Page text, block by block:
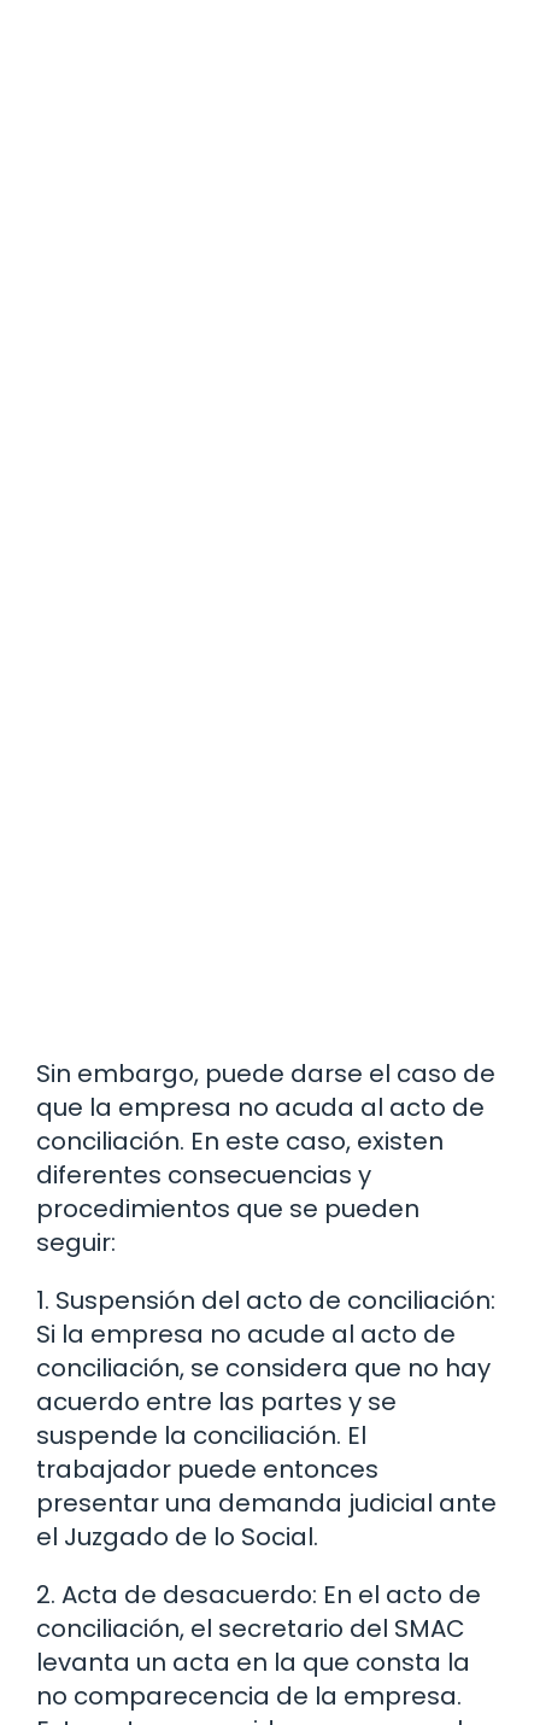
Sin embargo, puede darse el caso de
que la empresa no acuda al acto de
conciliación. En este caso, existen
diferentes consecuencias y
procedimientos que se pueden
seguir:
1. Suspensión del acto de conciliación:
Si la empresa no acude al acto de
conciliación, se considera que no hay
acuerdo entre las partes y se
suspende la conciliación. El
trabajador puede entonces
presentar una demanda judicial ante
el Juzgado de lo Social.
2. Acta de desacuerdo: En el acto de
conciliación, el secretario del SMAC
levanta un acta en la que consta la
no comparecencia de la empresa.